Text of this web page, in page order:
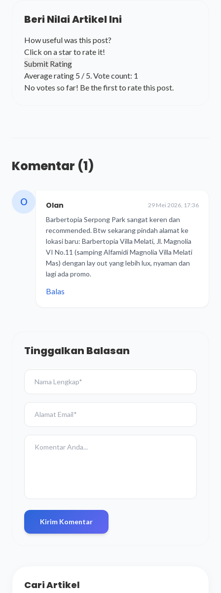
Beri Nilai Artikel Ini
How useful was this post?
Click on a star to rate it!
Submit Rating
Average rating 5 / 5. Vote count: 1
No votes so far! Be the first to rate this post.
Komentar (1)
O Olan 29 Mei 2026, 17:36
Barbertopia Serpong Park sangat keren dan
recommended. Btw sekarang pindah alamat ke
lokasi baru: Barbertopia Villa Melati, Jl. Magnolia
VI No.11 (samping Alfamidi Magnolia Villa Melati
Mas) dengan lay out yang lebih lux, nyaman dan
lagi ada promo.
Balas
Tinggalkan Balasan
Kirim Komentar
Cari Artikel